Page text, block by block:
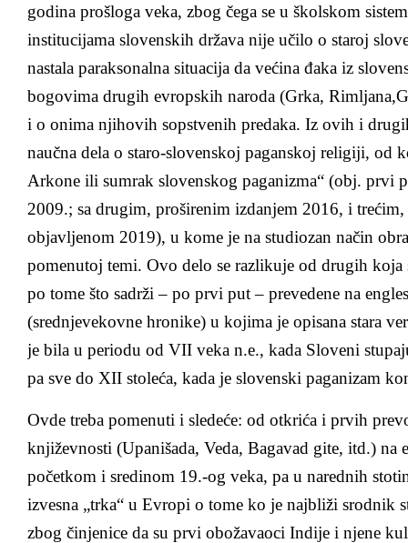
godina prošloga veka, zbog čega se u školskom
institucijama slovenskih država nije učilo o staroj
nastala paraksonalna situacija da većina đaka iz
bogovima drugih evropskih naroda (Grka,
i o onima njihovih sopstvenih predaka. Iz ovih i
naučna dela o staro-slovenskoj paganskoj religiji, od
Arkone ili sumrak slovenskog paganizma“ (obj. prvi
2009.; sa drugim, proširenim izdanjem 2016, i
objavljenom 2019), u kome je na studiozan način
pomenutoj temi. Ovo delo se razlikuje od drugih koja
po tome što sadrži – po prvi put – prevedene na
(srednjevekovne hronike) u kojima je opisana stara
je bila u periodu od VII veka n.e., kada Sloveni
pa sve do XII stoleća, kada je slovenski paganizam
Ovde treba pomenuti i sledeće: od otkrića i prvih
književnosti (Upanišada, Veda, Bagavad gite, itd.) na
početkom i sredinom 19.-og veka, pa u narednih
izvesna „trka“ u Evropi o tome ko je najbliži srodnik
zbog činjenice da su prvi obožavaoci Indije i njene